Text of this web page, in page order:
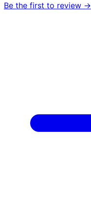
Be the first to review →